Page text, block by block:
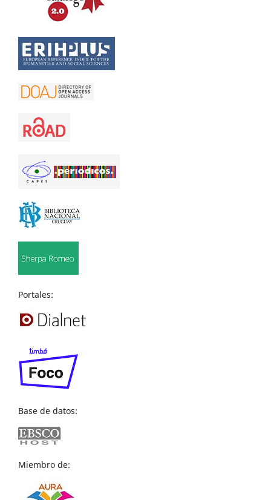
Portales:
Base de datos:
Miembro de: